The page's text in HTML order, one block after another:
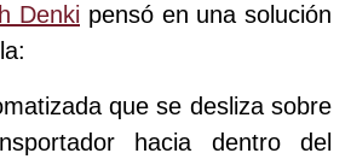
Denki pensó en una solución
que se desliza sobre
hacia dentro del